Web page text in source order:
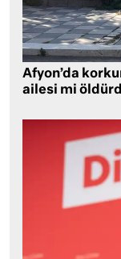
Afyon’da
ailesi mi